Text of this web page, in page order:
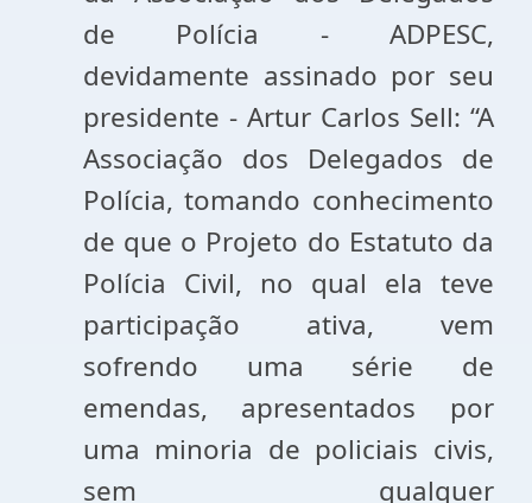
de Polícia - ADPESC,
devidamente assinado por seu
presidente - Artur Carlos Sell: “A
Associação dos Delegados de
Polícia, tomando conhecimento
de que o Projeto do Estatuto da
Polícia Civil, no qual ela teve
participação ativa, vem
sofrendo uma série de
emendas, apresentados por
uma minoria de policiais civis,
sem qualquer